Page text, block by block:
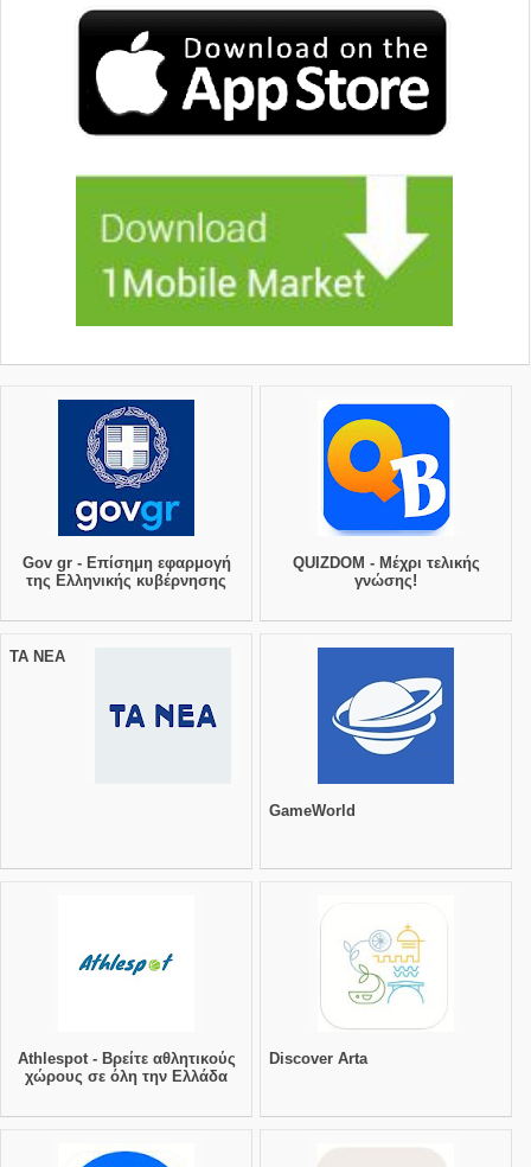
Gov gr - Επίσημη εφαρμογή
της Ελληνικής κυβέρνησης
QUIZDOM - Μέχρι τελικής
γνώσης!
TA NEA
GameWorld
Athlespot - Βρείτε αθλητικούς
χώρους σε όλη την Ελλάδα
Discover Arta